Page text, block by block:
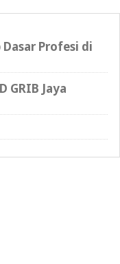
Profesi di
GRIB Jaya